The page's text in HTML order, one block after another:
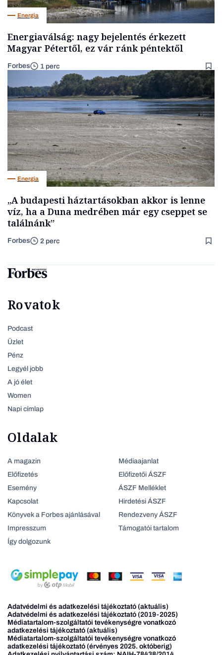
Energia
Energiaválság: nagy bejelentés érkezett
Magyar Pétertől, ez vár ránk péntektől
Forbes 1 perc
Energia
„A budapesti háztartásokban akkor is lenne
víz, ha a Duna medrében már egy cseppet se
találnánk”
Forbes 2 perc
Rovatok
Podcast
Üzlet
Pénz
Legyél jobb
A jó élet
Women
Napi címlap
Oldalak
A magazin
Előfizetés
Esemény
Kapcsolat
Könyvek a Forbes ajánlásával
Impresszum
Így dolgozunk
Médiaajanlat
Előfizetői ÁSZF
ÁSZF Melléklet
Hirdetési ÁSZF
Rendezveny ÁSZF
Támogatói tartalom
Adatvédelmi és adatkezelési tájékoztató (aktuális)
Adatvédelmi és adatkezelési tájékoztató (2019-2025)
Médiatartalom-szolgáltatói tevékenységre vonatkozó
adatkezelési tájékoztató (aktuális)
Médiatartalom-szolgáltatói tevékenységre vonatkozó
adatkezelési tájékoztató (érvényes 2025. októberig)